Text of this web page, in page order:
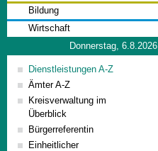
Bildung
Wirtschaft
Donnerstag, 6.8.2026
Dienstleistungen A-Z
Ämter A-Z
Kreisverwaltung im
Überblick
Bürgerreferentin
Einheitlicher